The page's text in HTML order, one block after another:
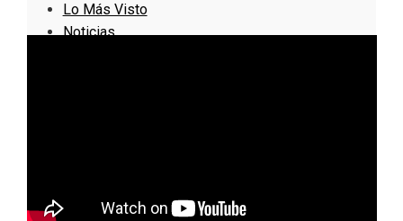
Lo Más Visto
Noticias
Deportes Locales